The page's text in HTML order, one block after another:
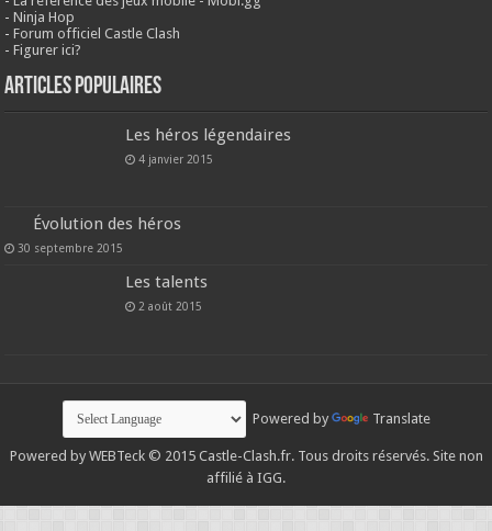
-Ninja Hop
-Forum officiel Castle Clash
-Figurer ici?
Articles populaires
Les héros légendaires
4 janvier 2015
Évolution des héros
30 septembre 2015
Les talents
2 août 2015
Powered by Translate
Powered by WEBTeck© 2015 Castle-Clash.fr. Tous droits réservés. Site non
affilié à IGG.